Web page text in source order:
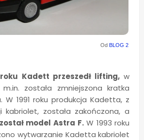
Od BLOG 2
Kadett przeszedł lifting,w
została zmniejszona kratka
W 1991 roku produkcja Kadetta, z
kabriolet, została zakończona, a
model Astra F.W 1993 roku
wytwarzanie Kadetta kabriolet